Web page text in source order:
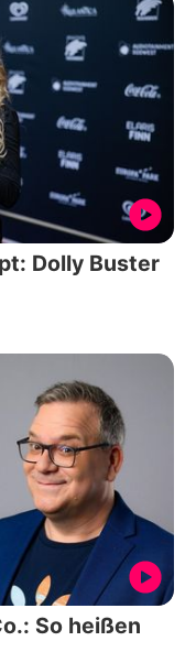
Dolly Buster
So heißen